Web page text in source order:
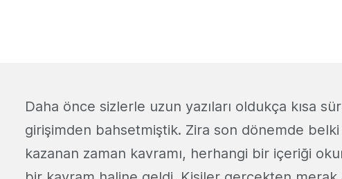
Daha önce sizlerle uzun yazıları oldukça kısa
girişimden bahsetmiştik. Zira son dönemde
kazanan zaman kavramı, herhangi bir içeriği